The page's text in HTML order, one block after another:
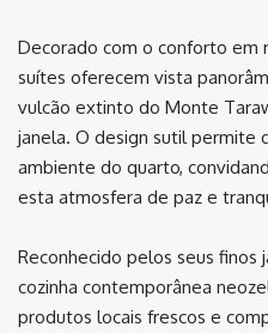
Decorado com o conforto em
suítes oferecem vista
vulcão extinto do Monte
janela. O design sutil permite
ambiente do quarto,
esta atmosfera de paz e
Reconhecido pelos seus
cozinha contemporânea
produtos locais frescos e